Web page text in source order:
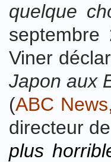
quelque
Viner
Japon aux
(ABC
directeur
plus